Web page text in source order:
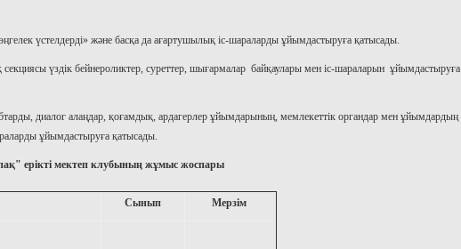
үстелдерді» және басқа да ағартушылық іс-шараларды ұйымдастыруға қатысады.
үздік бейнероликтер, суреттер, шығармалар байқаулары мен іс-шараларын ұйымдастыруға
диалог алаңдар, қоғамдық, ардагерлер ұйымдарының, мемлекеттік органдар мен ұйымдардың
ұйымдастыруға қатысады.
ерікті мектеп клубының жұмыс жоспары
Сынып Мерзім